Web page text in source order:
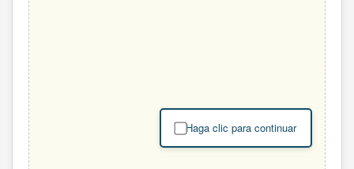
Haga clic para continuar